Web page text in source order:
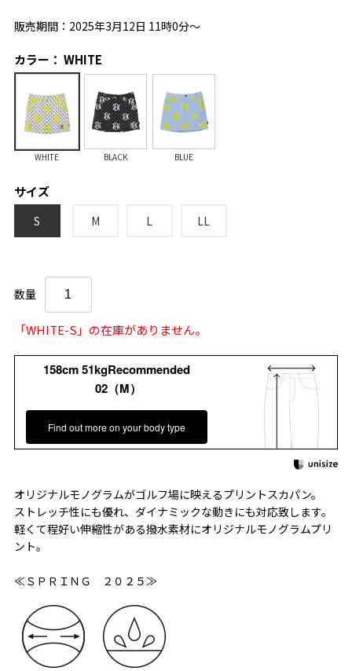
販売期間：2025年3月12日 11時0分～
カラー： WHITE
WHITE BLACK BLUE
サイズ
S M L LL
数量
「WHITE-S」の在庫がありません。
158cm 51kgRecommended
02（M）
Find out more on your body type
オリジナルモノグラムがゴルフ場に映えるプリントスカパン。
ストレッチ性にも優れ、ダイナミックな動きにも対応致します。
軽くて程好い伸縮性がある撥水素材にオリジナルモノグラムプリ
ント。
≪ＳＰＲＩＮＧ ２０２５≫